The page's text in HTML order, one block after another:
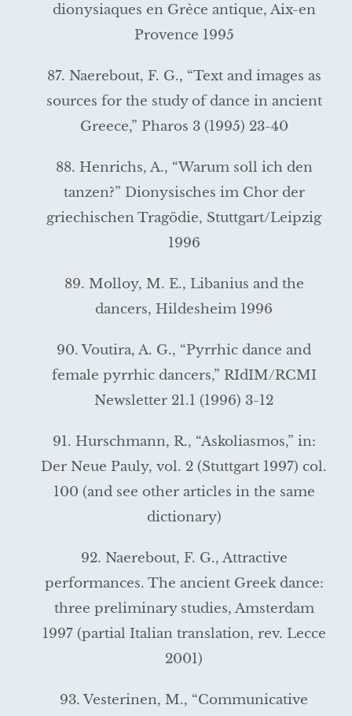
dionysiaques en Grèce antique, Aix-en
Provence 1995
87. Naerebout, F. G., “Text and images as
sources for the study of dance in ancient
Greece,” Pharos 3 (1995) 23-40
88. Henrichs, A., “Warum soll ich den
tanzen?” Dionysisches im Chor der
griechischen Tragödie, Stuttgart/Leipzig
1996
89. Molloy, M. E., Libanius and the
dancers, Hildesheim 1996
90. Voutira, A. G., “Pyrrhic dance and
female pyrrhic dancers,” RIdIM/RCMI
Newsletter 21.1 (1996) 3-12
91. Hurschmann, R., “Askoliasmos,” in:
Der Neue Pauly, vol. 2 (Stuttgart 1997) col.
100 (and see other articles in the same
dictionary)
92. Naerebout, F. G., Attractive
performances. The ancient Greek dance:
three preliminary studies, Amsterdam
1997 (partial Italian translation, rev. Lecce
2001)
93. Vesterinen, M., “Communicative